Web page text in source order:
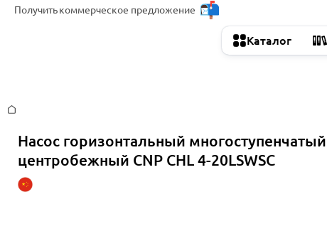
Получитькоммерческое предложение
Каталог
Насос горизонтальный многоступенчатый
центробежный CNP CHL 4-20LSWSC